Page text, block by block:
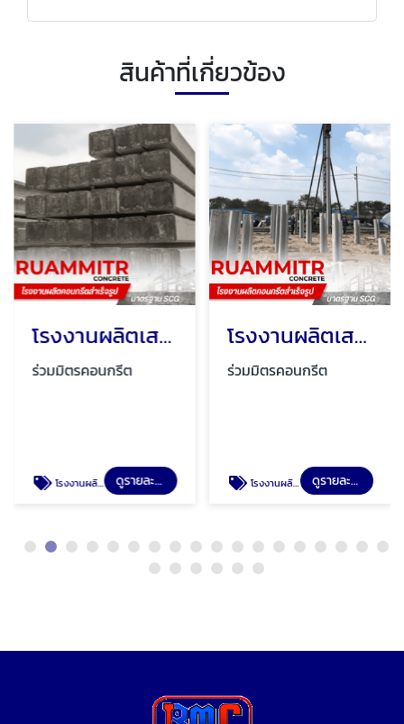
สินค้าที่เกี่ยวข้อง
โรงงานผลิตเสาเข็มสี่เหลี่ยม มอก
ร่วมมิตรคอนกรีต
โรงงานผลิตเสาเข็มสี่เหลี่ยม มอก ดูรายละเอียด
โรงงานผลิตเสาเข็มคอนกรีตอัดแรง นครปฐม
ร่วมมิตรคอนกรีต
โรงงานผลิตเสาเข็มคอนกรีตอัดแรง ดูรายละเอียด